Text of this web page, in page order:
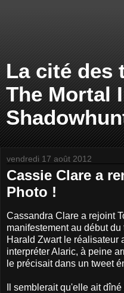
La cité des
The Mortal
vendredi 17 août 2012
Cassie Clare a
Photo !
Cassandra Clare a rejoint
manifestement au début
Harald Zwart le réalisateur
interpréter Alaric, à peine
le précisait dans un tweet
Il semblerait qu'elle ait